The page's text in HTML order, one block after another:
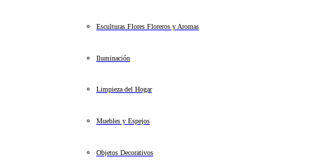
Esculturas Flores Floreros y Aromas
Iluminación
Limpieza del Hogar
Muebles y Espejos
Objetos Decorativos